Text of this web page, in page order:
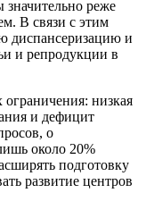
реже
В связи с этим
диспансеризацию и
и репродукции в
низкая
и дефицит
о
около 20%
подготовку
развитие центров